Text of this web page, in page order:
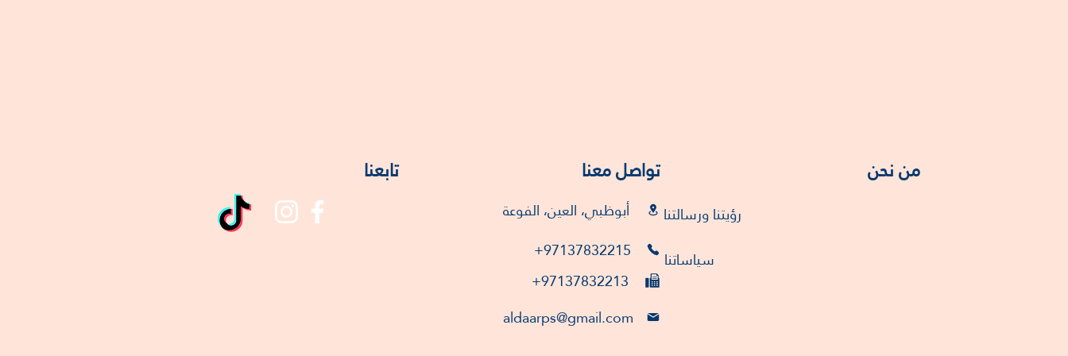
تابعنا تواصل معنا
أبوظبي، العين، الفوعة
+97137832215
+97137832213
aldaarps@gmail.com
من نحن
رؤيتنا ورسالتنا
سياساتنا